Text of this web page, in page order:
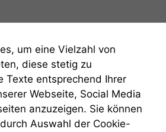
um eine Vielzahl von
diese stetig zu
Texte entsprechend Ihrer
Webseite, Social Media
anzuzeigen. Sie können
Auswahl der Cookie-